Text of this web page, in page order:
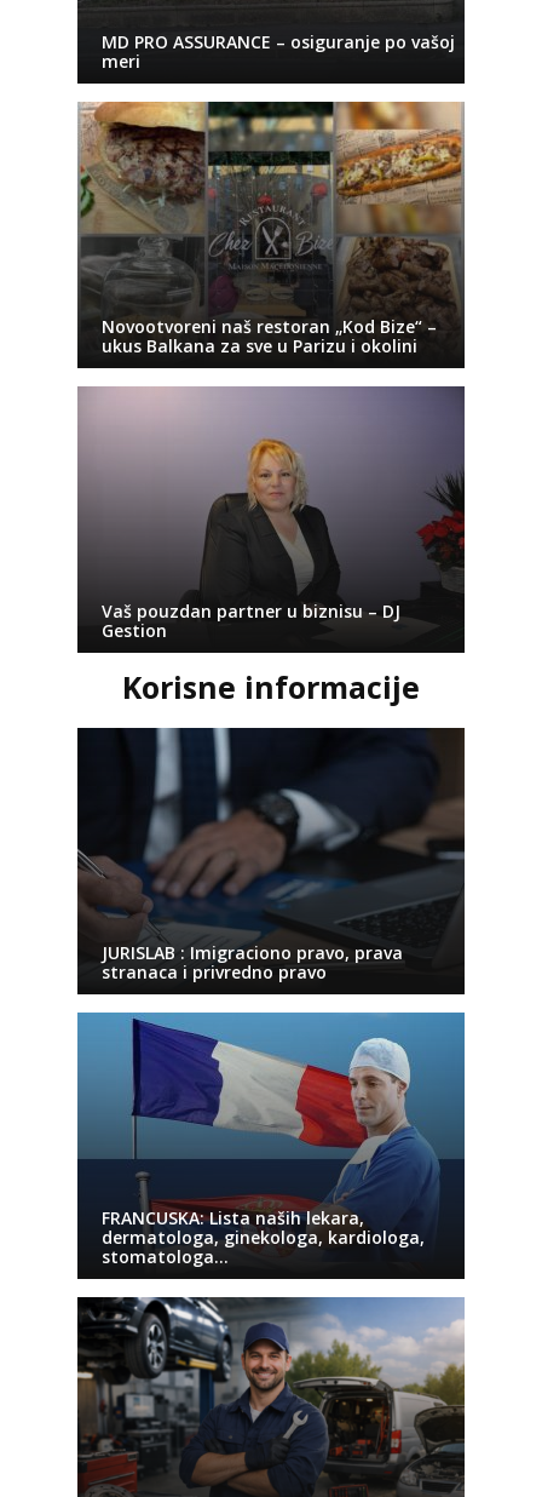
MD PRO ASSURANCE – osiguranje po vašoj
meri
Novootvoreni naš restoran „Kod Bize“ –
ukus Balkana za sve u Parizu i okolini
Vaš pouzdan partner u biznisu – DJ
Gestion
Korisne informacije
JURISLAB : Imigraciono pravo, prava
stranaca i privredno pravo
FRANCUSKA: Lista naših lekara,
dermatologa, ginekologa, kardiologa,
stomatologa…